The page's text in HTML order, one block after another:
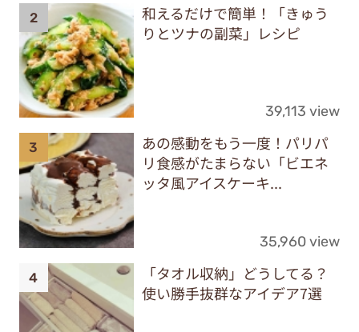
和えるだけで簡単！「きゅう
りとツナの副菜」レシピ
39,113 view
あの感動をもう一度！パリパ
リ食感がたまらない「ビエネ
ッタ風アイスケーキ...
35,960 view
「タオル収納」どうしてる？
使い勝手抜群なアイデア7選